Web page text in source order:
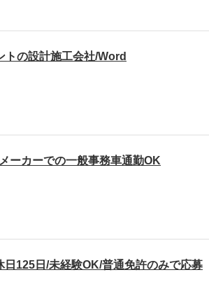
トの設計施工会社/Word
ーカーでの一般事務車通勤OK
125日/未経験OK/普通免許のみで応募